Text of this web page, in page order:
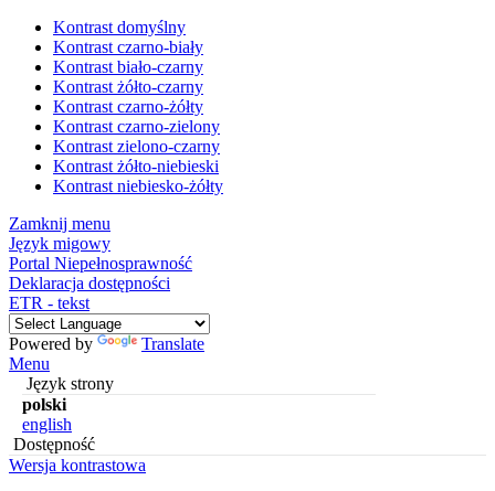
Kontrast domyślny
Kontrast czarno-biały
Kontrast biało-czarny
Kontrast żółto-czarny
Kontrast czarno-żółty
Kontrast czarno-zielony
Kontrast zielono-czarny
Kontrast żółto-niebieski
Kontrast niebiesko-żółty
Zamknij menu
Język migowy
Portal Niepełnosprawność
Deklaracja dostępności
ETR - tekst
Powered by
Translate
Menu
Język strony
polski
english
Dostępność
Wersja kontrastowa